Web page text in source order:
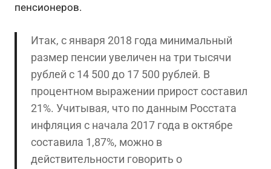
пенсионеров.
Итак, c января 2018 года минимальный
размер пенсии увеличен на три тысячи
рублей с 14 500 до 17 500 рублей. В
процентном выражении прирост составил
21%. Учитывая, что по данным Росстата
инфляция с начала 2017 года в октябре
составила 1,87%, можно в
действительности говорить о